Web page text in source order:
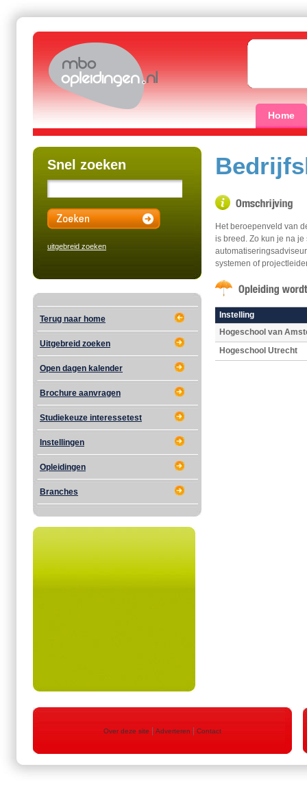
Home
Snel zoeken
uitgebreid zoeken
Terug naar home
Uitgebreid zoeken
Open dagen kalender
Brochure aanvragen
Studiekeuze interessetest
Instellingen
Opleidingen
Branches
Het beroepenveld van
is breed. Zo kun je na
systemen of
Instelling
Hogeschool van
Hogeschool Utrecht
Over deze site Adverteren Contact